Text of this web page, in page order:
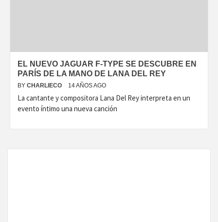
EL NUEVO JAGUAR F-TYPE SE DESCUBRE EN
PARÍS DE LA MANO DE LANA DEL REY
BY CHARLIECO 14 AÑOS AGO
La cantante y compositora Lana Del Rey interpreta en un
evento íntimo una nueva canción